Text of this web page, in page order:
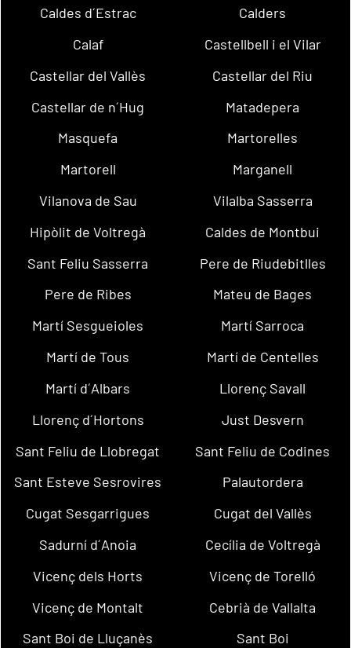
Caldes d´Estrac
Calders
Calaf
Castellbell i el Vilar
Castellar del Vallès
Castellar del Riu
Castellar de n´Hug
Matadepera
Masquefa
Martorelles
Martorell
Marganell
Vilanova de Sau
Vilalba Sasserra
Hipòlit de Voltregà
Caldes de Montbui
Sant Feliu Sasserra
Pere de Riudebitlles
Pere de Ribes
Mateu de Bages
Martí Sesgueioles
Martí Sarroca
Martí de Tous
Martí de Centelles
Martí d´Albars
Llorenç Savall
Llorenç d´Hortons
Just Desvern
Sant Feliu de Llobregat
Sant Feliu de Codines
Sant Esteve Sesrovires
Palautordera
Cugat Sesgarrigues
Cugat del Vallès
Sadurní d´Anoia
Cecília de Voltregà
Vicenç dels Horts
Vicenç de Torelló
Vicenç de Montalt
Cebrià de Vallalta
Sant Boi de Lluçanès
Sant Boi